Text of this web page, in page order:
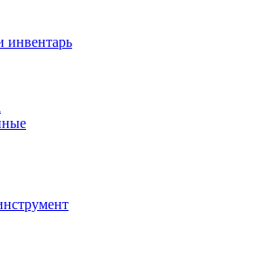
инвентарь